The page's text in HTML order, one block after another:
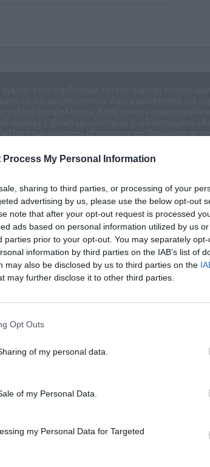
Process My Personal Information
sharing to third parties, or processing of your
advertising by us, please use the below opt-out
note that after your opt-out request is processed
ads based on personal information utilized by us
parties prior to your opt-out. You may separately
information by third parties on the IAB’s list of
may also be disclosed by us to third parties on the
may further disclose it to other third parties.
Opt Outs
of my personal data.
of my Personal Data.
my Personal Data for Targeted
εγγυάται αξιοπιστία, παιδαγωγική
Σχετικά προϊόντα